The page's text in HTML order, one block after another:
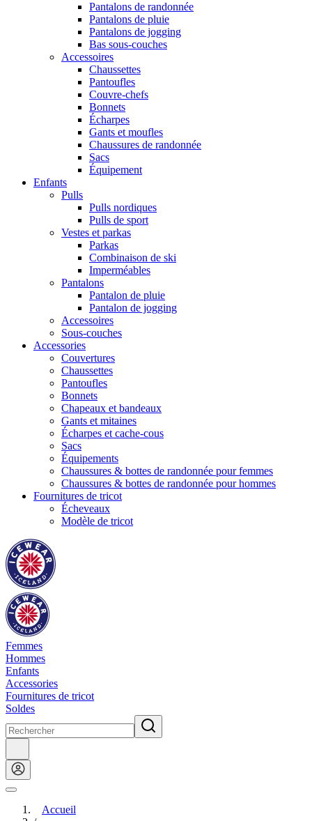
Pantalons de randonnée
Pantalons de pluie
Pantalons de jogging
Bas sous-couches
Accessoires
Chaussettes
Pantoufles
Couvre-chefs
Bonnets
Écharpes
Gants et moufles
Chaussures de randonnée
Sacs
Équipement
Enfants
Pulls
Pulls nordiques
Pulls de sport
Vestes et parkas
Parkas
Combinaison de ski
Imperméables
Pantalons
Pantalon de pluie
Pantalon de jogging
Accessoires
Sous-couches
Accessories
Couvertures
Chaussettes
Pantoufles
Bonnets
Chapeaux et bandeaux
Gants et mitaines
Écharpes et cache-cous
Sacs
Équipements
Chaussures & bottes de randonnée pour femmes
Chaussures & bottes de randonnée pour hommes
Fournitures de tricot
Écheveaux
Modèle de tricot
Femmes
Hommes
Enfants
Accessories
Fournitures de tricot
Soldes
Accueil